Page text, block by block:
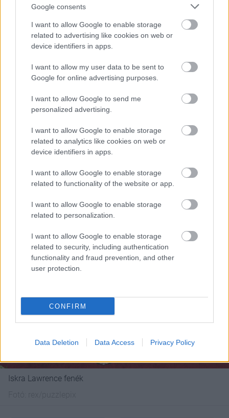
Google consents
I want to allow Google to enable storage
related to advertising like cookies on web or
device identifiers in apps.
I want to allow my user data to be sent to
Google for online advertising purposes.
I want to allow Google to send me
personalized advertising.
I want to allow Google to enable storage
related to analytics like cookies on web or
device identifiers in apps.
I want to allow Google to enable storage
related to functionality of the website or app.
I want to allow Google to enable storage
related to personalization.
I want to allow Google to enable storage
related to security, including authentication
functionality and fraud prevention, and other
user protection.
CONFIRM
Data Deletion Data Access Privacy Policy
függetlenül!
Iskra Lawrence fenék